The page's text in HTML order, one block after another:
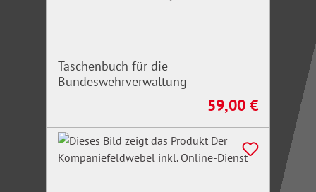
Taschenbuch für die
Bundeswehrverwaltung
Regulärer Preis:
59,00 €